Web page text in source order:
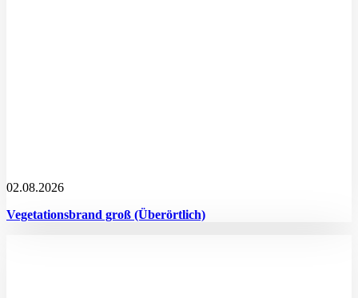
02.08.2026
Vegetationsbrand groß (Überörtlich)